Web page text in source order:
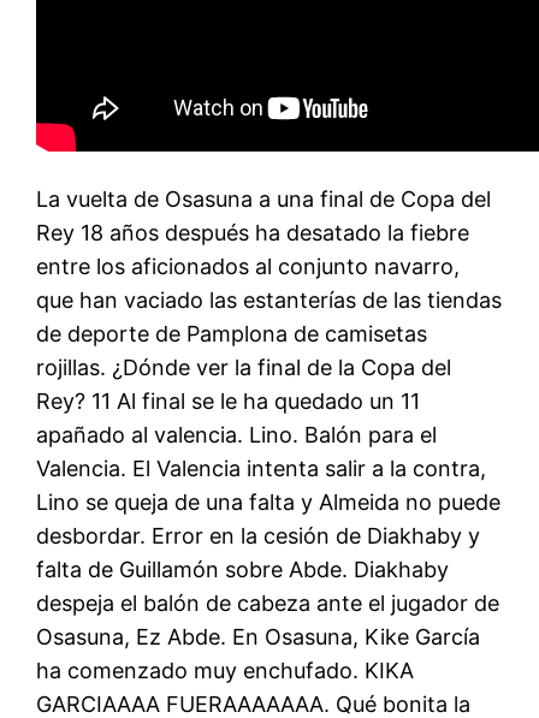
La vuelta de Osasuna a una final de Copa del
Rey 18 años después ha desatado la fiebre
entre los aficionados al conjunto navarro,
que han vaciado las estanterías de las tiendas
de deporte de Pamplona de camisetas
rojillas. ¿Dónde ver la final de la Copa del
Rey? 11 Al final se le ha quedado un 11
apañado al valencia. Lino. Balón para el
Valencia. El Valencia intenta salir a la contra,
Lino se queja de una falta y Almeida no puede
desbordar. Error en la cesión de Diakhaby y
falta de Guillamón sobre Abde. Diakhaby
despeja el balón de cabeza ante el jugador de
Osasuna, Ez Abde. En Osasuna, Kike García
ha comenzado muy enchufado. KIKA
GARCIAAAA FUERAAAAAAA. Qué bonita la